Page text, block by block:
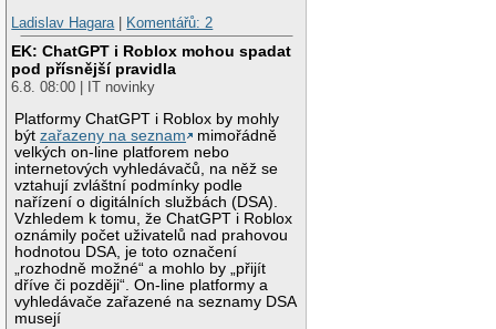
Ladislav Hagara
Komentářů: 2
EK: ChatGPT i Roblox mohou spadat
pod přísnější pravidla
6.8. 08:00 | IT novinky
Platformy ChatGPT i Roblox by mohly
býtzařazeny na seznam
mimořádně
velkých on-line platforem nebo
internetových vyhledávačů, na něž se
vztahují zvláštní podmínky podle
nařízení o digitálních službách (DSA).
Vzhledem k tomu, že ChatGPT i Roblox
oznámily počet uživatelů nad prahovou
hodnotou DSA, je toto označení
„rozhodně možné“ a mohlo by „přijít
dříve či později“. On-line platformy a
vyhledávače zařazené na seznamy DSA
musejí